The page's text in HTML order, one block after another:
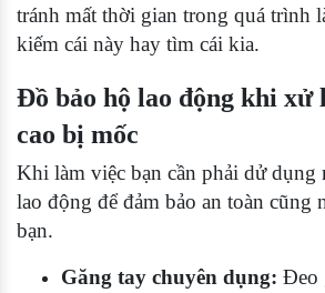
tránh mất thời gian trong quá trình
kiếm cái này hay tìm cái kia.
Đồ bảo hộ lao động khi xử
cao bị mốc
Khi làm việc bạn cần phải dử dụng
lao động để đảm bảo an toàn cũng
bạn.
Găng tay chuyên dụng: Đeo